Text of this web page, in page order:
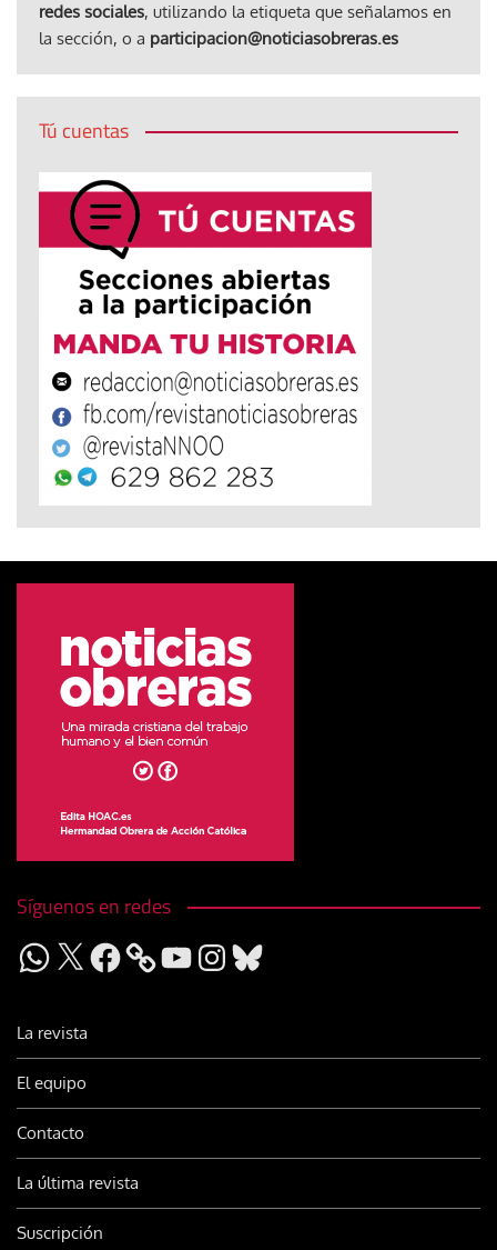
redes sociales, utilizando la etiqueta que señalamos en
la sección, o a participacion@noticiasobreras.es
Tú cuentas
Síguenos en redes
WhatsApp
X Facebook YouTubeInstagram
Bluesky
La revista
El equipo
Contacto
La última revista
Suscripción